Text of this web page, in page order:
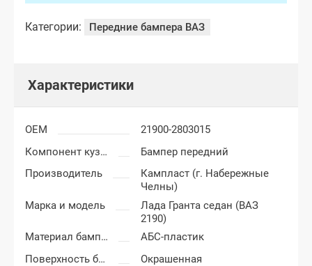
Категории: Передние бампера ВАЗ
Характеристики
OEM
21900-2803015
Компонент кузова
Бампер передний
Производитель
Кампласт (г. Набережные
Челны)
Марка и модель
Лада Гранта седан (ВАЗ
2190)
Материал бампера
АБС-пластик
Поверхность бампера
Окрашенная